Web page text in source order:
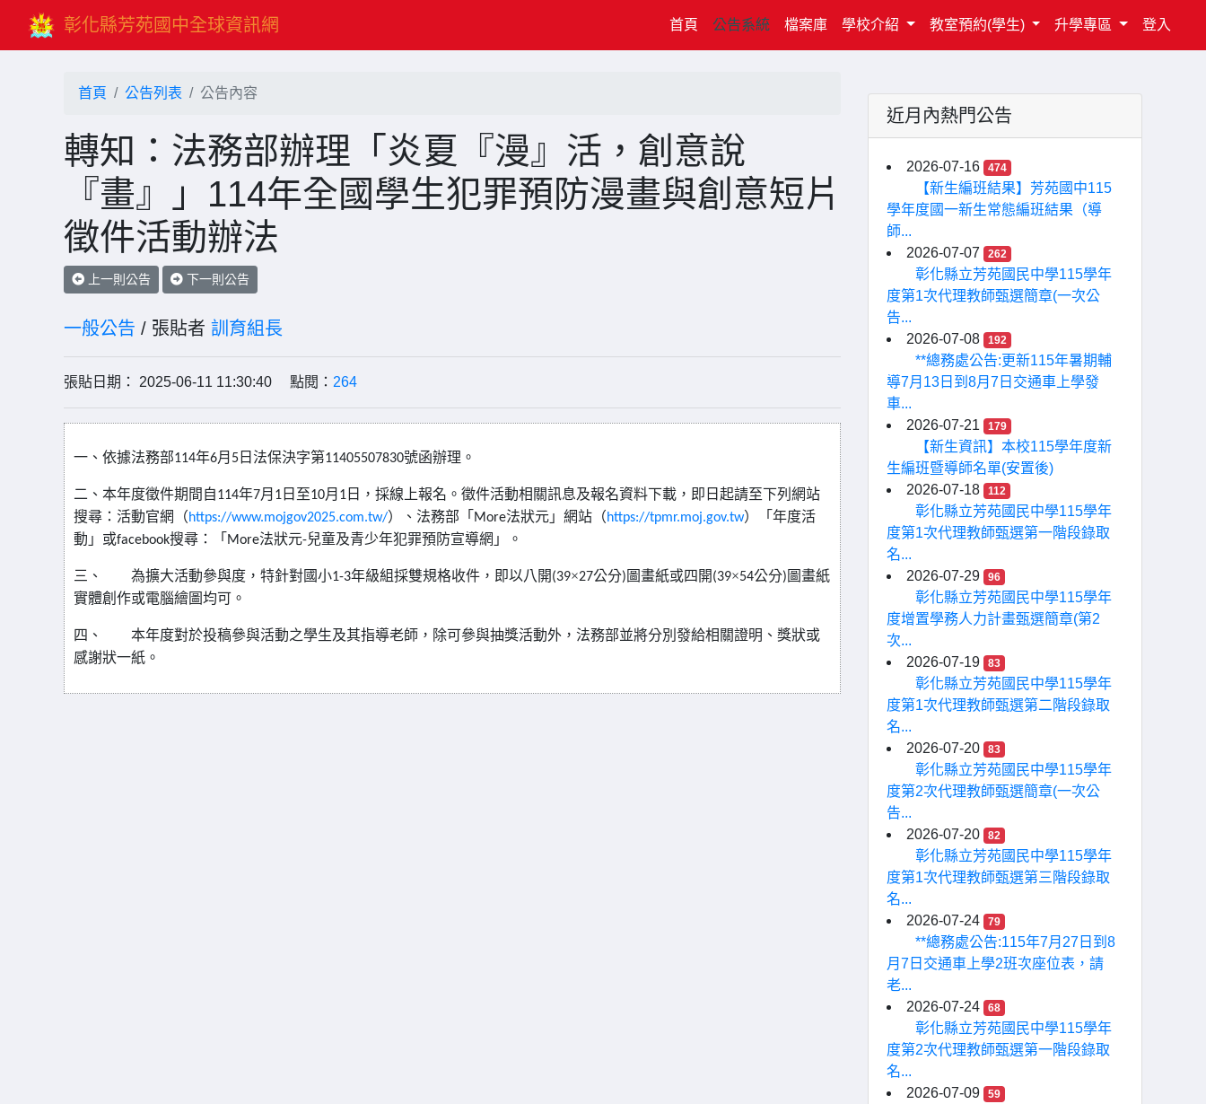
彰化縣芳苑國中全球資訊網 首頁(current)
公告系統 檔案庫 學校介紹 教室預約(學生) 升學專區 登入
首頁 公告列表 公告內容
轉知：法務部辦理「炎夏『漫』活，創意說
『畫』」114年全國學生犯罪預防漫畫與創意短片
徵件活動辦法
上一則公告 下一則公告
一般公告 / 張貼者 訓育組長
張貼日期： 2025-06-11 11:30:40 點閱： 264
一、 依據法務部114年6月 5 日法保決字第11405507830號函辦理。
二、 本年度徵件期間自114年7月 1 日至10月 1 日，採線上報名。徵件活動相關訊息及報名資料下載，即日起請至下列網站
搜尋：活動官網（https://www.mojgov2025.com.tw/）、法務部「 More法狀元」網站（https://tpmr.moj.gov.tw）「年度活
動」或facebook搜尋：「 More法狀元-兒童及青少年犯罪預防宣導網」。
三、 為擴大活動參與度，特針對國小1-3年級組採雙規格收件，即以八開(39×27公分) 圖畫紙或四開(39×54公分) 圖畫紙
實體創作或電腦繪圖均可。
四、
本年度對於投稿參與活動之學生及其指導老師，除可參與抽獎活動外，法務部並將分別發給相關證明、獎狀或
感謝狀一紙。
近月內熱門公告
2026-07-16 474
【新生編班結果】芳苑國中115
學年度國一新生常態編班結果（導
師...
2026-07-07
262
彰化縣立芳苑國民中學115學年
度第1次代理教師甄選簡章(一次公
告...
2026-07-08
192
**總務處公告:更新115年暑期輔
導7月13日到8月7日交通車上學發
車...
2026-07-21
179
【新生資訊】本校115學年度新
生編班暨導師名單(安置後)
2026-07-18
112
彰化縣立芳苑國民中學115學年
度第1次代理教師甄選第一階段錄取
名...
2026-07-29
96
彰化縣立芳苑國民中學115學年
度增置學務人力計畫甄選簡章(第2
次...
2026-07-19
83
彰化縣立芳苑國民中學115學年
度第1次代理教師甄選第二階段錄取
名...
2026-07-20
83
彰化縣立芳苑國民中學115學年
度第2次代理教師甄選簡章(一次公
告...
2026-07-20
82
彰化縣立芳苑國民中學115學年
度第1次代理教師甄選第三階段錄取
名...
2026-07-24
79
**總務處公告:115年7月27日到8
月7日交通車上學2班次座位表，請
老...
2026-07-24
68
彰化縣立芳苑國民中學115學年
度第2次代理教師甄選第一階段錄取
名...
2026-07-09
59